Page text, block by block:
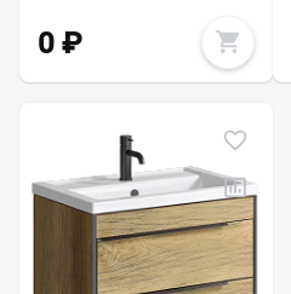
0 ₽